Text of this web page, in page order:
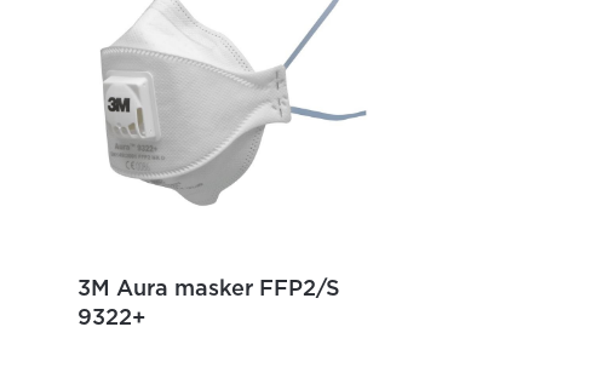
3M Aura masker FFP2/S
9322+